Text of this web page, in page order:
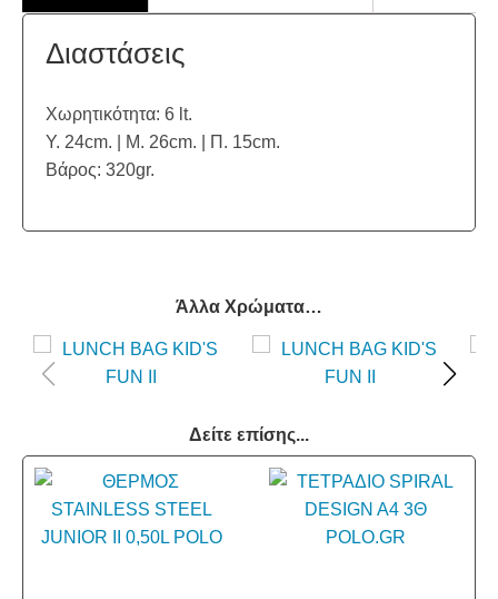
Διαστάσεις
Χωρητικότητα: 6 lt.
Υ. 24cm. | Μ. 26cm. | Π. 15cm.
Βάρος: 320gr.
Άλλα Χρώματα…
Δείτε επίσης...